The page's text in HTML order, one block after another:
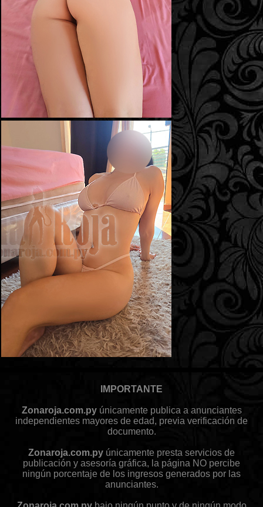
IMPORTANTE
Zonaroja.com.pyúnicamente publica a anunciantes
independientes mayores de edad, previa verificación de
documento.
Zonaroja.com.py únicamente presta servicios de
publicación y asesoría gráfica, la página NO percibe
ningún porcentaje de los ingresos generados por las
anunciantes.